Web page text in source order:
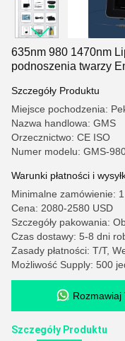
635nm 980 1470nm
podnoszenia twarzy
Szczegóły Produktu
Miejsce pochodzenia:
Nazwa handlowa: GMS
Orzecznictwo: CE ISO
Numer modelu: GMS-
Warunki płatności i
Minimalne zamówienie:
Cena: 2080-2580 USD
Szczegóły pakowania:
Czas dostawy: 5-8 dni
Zasady płatności: T/T,
Możliwość Supply: 500
Rozmawiaj
Szczegóły Produktu